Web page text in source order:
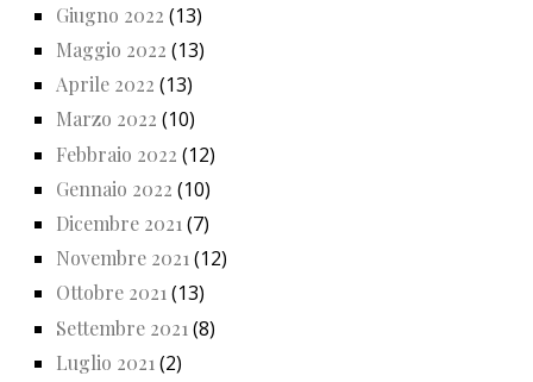
Giugno 2022 (13)
Maggio 2022 (13)
Aprile 2022 (13)
Marzo 2022 (10)
Febbraio 2022 (12)
Gennaio 2022 (10)
Dicembre 2021 (7)
Novembre 2021(12)
Ottobre 2021(13)
Settembre 2021 (8)
Luglio 2021 (2)